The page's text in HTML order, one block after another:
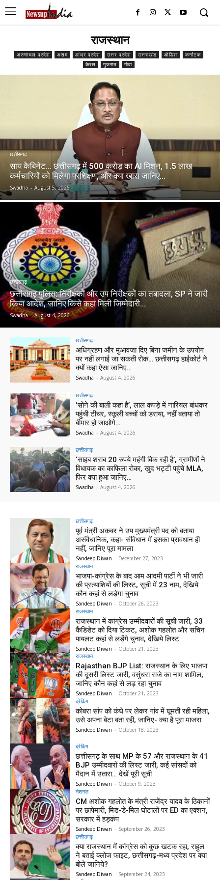
राजस्थान
अरुणाचल प्रदेश असम आंध्र प्रदेश उत्तर प्रदेश उत्तराखंड ओडिशा
कर्नाटक
केरल
गुजरात गोवा
छत्तीसगढ़
साय कैबिनेट… छत्तीसगढ़ में 500 करोड़ का AI मिशन, 1.5 लाख
कर्मचारियों को मिलेगा प्रशिक्षण, और क्या खास जानिए…
Swadha - August 5, 2026
छत्तीसगढ़
छत्तीसगढ़ पुलिस: निरीक्षकों और उप निरीक्षकों का तबादला, SP ने जारी
किया आदेश, जानिए किसे कहां मिली जिम्मेदारी…
Swadha - August 4, 2026
छत्तीसगढ़
अधिग्रहण और मुआवजा दिए बिना जमीन के उपयोग
पर नहीं लगाई जा सकती रोक… छत्तीसगढ़ हाईकोर्ट ने
क्यों कहा ऐसा जानिए…
Swadha - August 4, 2026
छत्तीसगढ़
‘सोने की बाली कहां है’, लाल कपड़े में नारियल बांधकर
पहुंची टीचर, स्कूली बच्चों को डराया, नहीं बताया तो
बीमार हो जाओगे…
Swadha - August 4, 2026
छत्तीसगढ़
‘साहब शराब 20 रुपये महंगी बिक रही है’, ग्रामीणों ने
विधायक का काफिला रोका, खुद भट्टी पहुंचे MLA,
फिर क्या हुआ जानिए…
Swadha - August 4, 2026
छत्तीसगढ़
पूर्व मंत्री अकबर ने उप मुख्यमंत्री पद को बताया
असंवैधानिक, कहा- संविधान में इसका प्रावधान ही
नहीं, जानिए पूरा मामला
Sandeep Diwan - December 27, 2023
राजस्थान
भाजपा-कांग्रेस के बाद आम आदमी पार्टी ने भी जारी
की प्रत्याशियों की लिस्ट, सूची में 23 नाम, देखिये
कौन कहां से लड़ेगा चुनाव
Sandeep Diwan - October 26, 2023
राजस्थान
राजस्थान में कांग्रेस उम्मीदवारों की सूची जारी, 33
कैंडिडेट को दिया टिकट, अशोक गहलोत और सचिन
पायलट कहां से लड़ेंगे चुनाव, देखिये लिस्ट
Sandeep Diwan - October 21, 2023
राजस्थान
Rajasthan BJP List: राजस्थान के लिए भाजपा
की दूसरी लिस्ट जारी, वसुंधरा राजे का नाम शामिल,
जानिए कौन कहां से लड़ रहा चुनाव
Sandeep Diwan - October 21, 2023
ब्रेकिंग
कोबरा सांप को कंधे पर लेकर गांव में घूमती रही महिला,
उसे अपना बेटा बता रही, जानिए- क्या है पूरा माजरा
Sandeep Diwan - October 18, 2023
ब्रेकिंग
छत्तीसगढ़ के साथ MP के 57 और राजस्थान के 41
BJP उम्मीदवारों की लिस्ट जारी, कई सांसदों को
मैदान में उतारा… देखें पूरी सूची
Sandeep Diwan - October 9, 2023
नेशनल
CM अशोक गहलोत के मंत्री राजेंद्र यादव के ठिकानों
पर छापेमारी, मिड-डे-मिल घोटालों पर ED का एक्शन,
सरकार में हड़कंप
Sandeep Diwan - September 26, 2023
छत्तीसगढ़
क्या राजस्थान में कांग्रेस को कुछ खटक रहा, राहुल
ने बताई क्लोज फाइट, छत्तीसगढ़-मध्य प्रदेश पर क्या
बोले जानिये?
Sandeep Diwan - September 24, 2023